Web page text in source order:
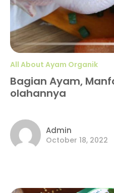
All About Ayam Organik
Bagian Ayam,
olahannya
Admin
October 18, 2022